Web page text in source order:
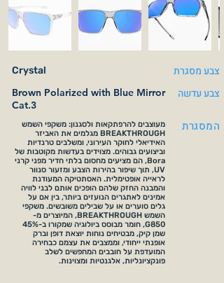
Crystal צבע מסגרת
Brown Polarized with Blue Mirror
Cat.3
צבע עדשה
מעוצבים להרפתקאות ולסגנון: משקפי השמש
BREAKTHROUGH מגלמים את האביזר
האידיאלי לחוקר העירוני, ומשלבים טרנדיות
וביצועים גבוהים. מצוידים בעדשות מקוטבות של
Bora, הם מציעים מחסום בלתי חדיר מפני קרני
UV, תוך שיפור בהירות הצבע ומזעור סנוור
לראייה אופטימלית. האסתטיקה המעודנת
והמבנה החזק שלהם הופכים אותם לבני לוויה
אמינים לאתגרים הנועזים ביותר, בין אם על
גלים סוערים או על שבילים משובשים. משקפי
השמש BREAKTHROUGH, המיוצרים מ-
G850, חומר מבוסס ביולוגיה שמקורו ב-45%
שמן קיק, מבטיחים נוחות יוצאת דופן וברק
אופנתי ייחודי, וממצבים את עצמם כבחירה
המועדפת על חובבים המחפשים לשלב
פונקציונליות, אלגנטיות ומצוינות.
המסגרת